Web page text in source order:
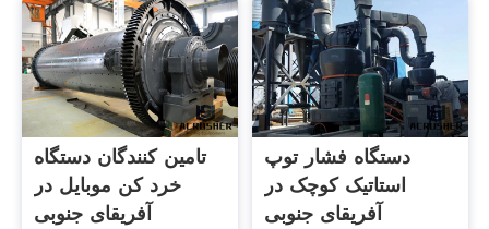
تامین کنندگان دستگاه
خرد کن موبایل در
آفریقای جنوبی
دستگاه فشار توپ
استاتیک کوچک در
آفریقای جنوبی